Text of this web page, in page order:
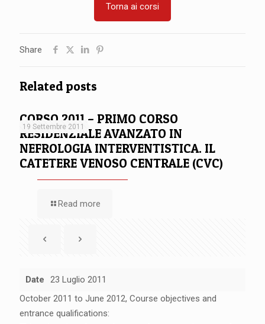
Torna ai corsi
Share
Related posts
19 Settembre 2011
CORSO 2011 – PRIMO CORSO
RESIDENZIALE AVANZATO IN
NEFROLOGIA INTERVENTISTICA. IL
CATETERE VENOSO CENTRALE (CVC)
Read more
Date
23 Luglio 2011
October 2011 to June 2012, Course objectives and
entrance qualifications: